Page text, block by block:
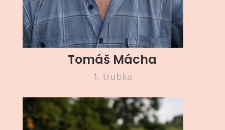
Tomáš Mácha
1. trubka